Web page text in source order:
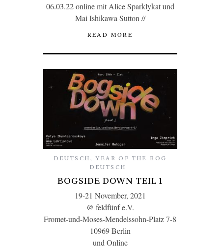
06.03.22 online mit Alice Sparklykat und
Mai Ishikawa Sutton //
READ MORE
DEUTSCH ,YEAR OF THE BOG
DEUTSCH
BOGSIDE DOWN TEIL 1
19-21 November, 2021
@ feldfünf e.V.
Fromet-und-Moses-Mendelssohn-Platz 7-8
10969 Berlin
und Online